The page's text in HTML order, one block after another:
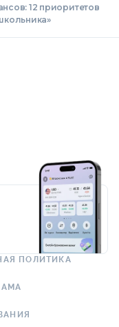
12 приоритетов
ПОЛИТИКА